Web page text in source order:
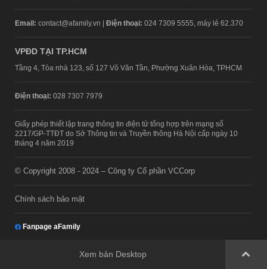
Email: contact@afamily.vn | Điện thoại: 024 7309 5555, máy lẻ 62.370
VPĐD TẠI TP.HCM
Tầng 4, Tòa nhà 123, số 127 Võ Văn Tần, Phường Xuân Hòa, TPHCM
Điện thoại: 028 7307 7979
Giấy phép thiết lập trang thông tin điện tử tổng hợp trên mạng số
2217/GP-TTĐT do Sở Thông tin và Truyền thông Hà Nội cấp ngày 10
tháng 4 năm 2019
© Copyright 2008 - 2024 – Công ty Cổ phần VCCorp
Chính sách bảo mật
Fanpage aFamily
Xem bản Desktop